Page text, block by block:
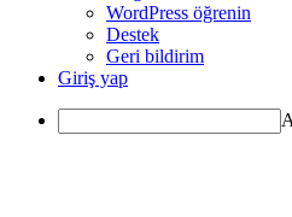
WordPress öğrenin
Destek
Geri bildirim
Giriş yap